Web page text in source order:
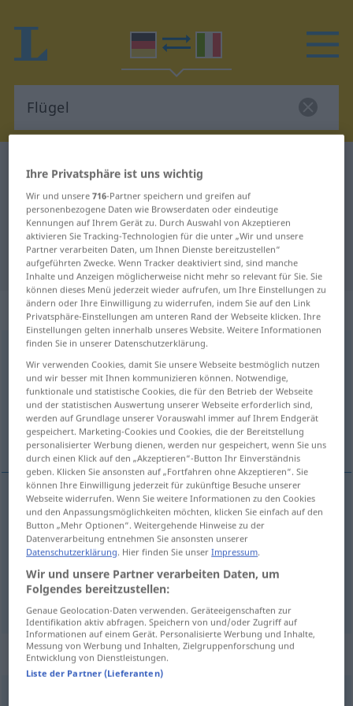
Deutsch-Italienisch Wörterbuch
Deutsch-Italienisch Übersetzung
für "Flügel"
"Flügel" Italienisch Übersetzung
„Flügel“: Maskulinum
Flügelm <-s;->
Übersicht aller Übersetzungen
(Für mehr Details die Übersetzung anklicken/antippen)
ala pianoforte a coda
f Flügel
pianofortem acoda Flügel
Beispielsätze für "Flügel"
Ihre Privatsphäre ist uns wichtig
Wir und unsere716-Partner speichern und greifen auf
personenbezogene Daten wie Browserdaten oder eindeutige
Kennungen auf Ihrem Gerät zu. Durch Auswahl von Akzeptieren
aktivieren Sie Tracking-Technologien für die unter „Wir und unsere
Partner verarbeiten Daten, um Ihnen Dienste bereitzustellen“
aufgeführten Zwecke. Wenn Tracker deaktiviert sind, sind manche
Inhalte und Anzeigen möglicherweise nicht mehr so relevant für Sie. Sie
können dieses Menü jederzeit wieder aufrufen, um Ihre Einstellungen zu
ändern oder Ihre Einwilligung zu widerrufen, indem Sie auf den Link
Privatsphäre-Einstellungen am unteren Rand der Webseite klicken. Ihre
Einstellungen gelten innerhalb unseres Website. Weitere Informationen
finden Sie in unserer Datenschutzerklärung.
Wir verwenden Cookies, damit Sie unsere Webseite bestmöglich nutzen
und wir besser mit Ihnen kommunizieren können. Notwendige,
funktionale und statistische Cookies, die für den Betrieb der Webseite
und der statistischen Auswertung unserer Webseite erforderlich sind,
werden auf Grundlage unserer Vorauswahl immer auf Ihrem Endgerät
gespeichert. Marketing-Cookies und Cookies, die der Bereitstellung
personalisierter Werbung dienen, werden nur gespeichert, wenn Sie uns
durch einen Klick auf den „Akzeptieren“-Button Ihr Einverständnis
geben. Klicken Sie ansonsten auf „Fortfahren ohne Akzeptieren“. Sie
können Ihre Einwilligung jederzeit für zukünftige Besuche unserer
Webseite widerrufen. Wenn Sie weitere Informationen zu den Cookies
und den Anpassungsmöglichkeiten möchten, klicken Sie einfach auf den
Button „Mehr Optionen“. Weitergehende Hinweise zu der
Datenverarbeitung entnehmen Sie ansonsten unserer
Datenschutzerklärung. Hier finden Sie unserImpressum.
Wir und unsere Partner verarbeiten Daten, um
Folgendes bereitzustellen:
Genaue Geolocation-Daten verwenden. Geräteeigenschaften zur
Identifikation aktiv abfragen. Speichern von und/oder Zugriff auf
Informationen auf einem Gerät. Personalisierte Werbung und Inhalte,
Messung von Werbung und Inhalten, Zielgruppenforschung und
Entwicklung von Dienstleistungen.
Liste der Partner (Lieferanten)